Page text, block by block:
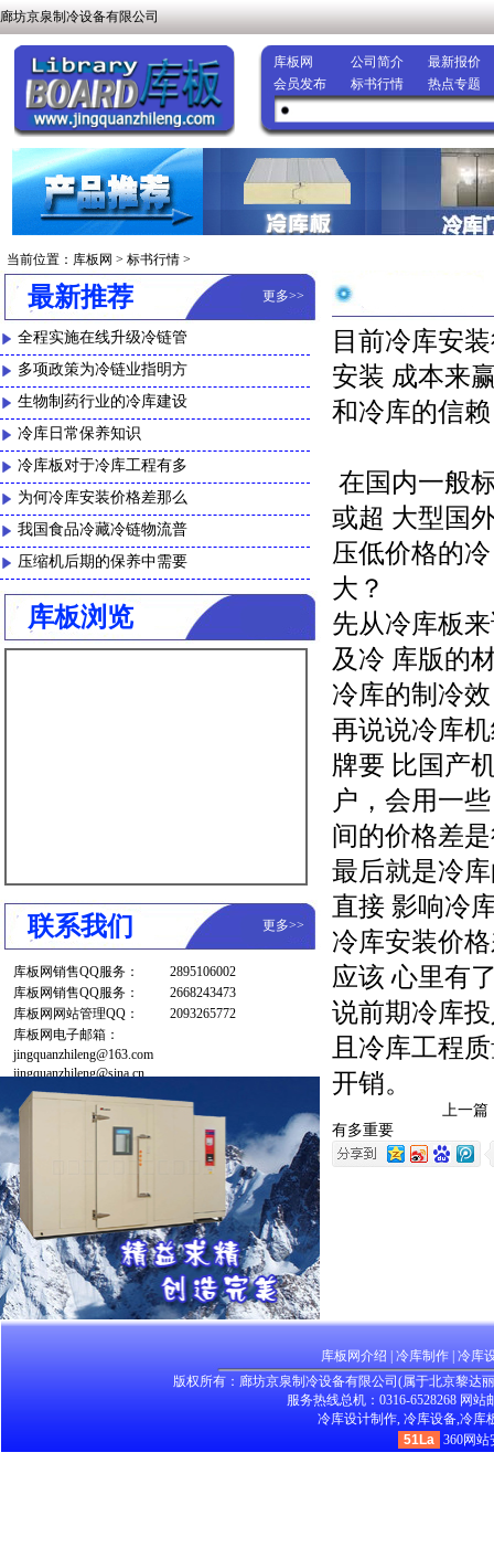
廊坊京泉制冷设备有限公司
库板网 公司简介
最新报价
会员发布
标书行情 热点专题
当前位置： 库板网 > 标书行情 >
最新推荐 更多>>
全程实施在线升级冷链管
多项政策为冷链业指明方
生物制药行业的冷库建设
冷库日常保养知识
冷库板对于冷库工程有多
为何冷库安装价格差那么
我国食品冷藏冷链物流普
压缩机后期的保养中需要
库板浏览
联系我们 更多>>
库板网销售QQ服务：
2895106002
库板网销售QQ服务：
2668243473
库板网网站管理QQ：
2093265772
库板网电子邮箱：
jingquanzhileng@163.com
jingquanzhileng@sina.cn
目前冷库安
安装 成本来
和冷库的信
在国内一般
或超 大型国
压低价格的
大？
先从冷库板
及冷 库版的
冷库的制冷
再说说冷库
牌要 比国产
户，会用一
间的价格差
最后就是冷
直接 影响冷
冷库安装价
应该 心里有
说前期冷库
且冷库工程
开销。
上一篇
有多重要
库板网介绍 冷库制作| 冷库
版权所有：廊坊京泉制冷设备有限公司(属于北京黎达
服务热线总机：0316-6528268 网站
冷库设计制作, 冷库设备,冷库
51La
360网站